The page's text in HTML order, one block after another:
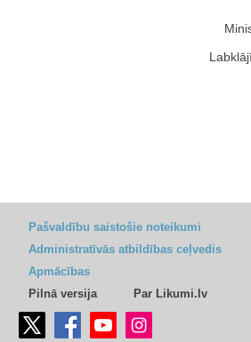
Pašvaldību saistošie noteikumi
Administratīvās atbildības ceļvedis
Apmācības
Pilnā versija
Par Likumi.lv